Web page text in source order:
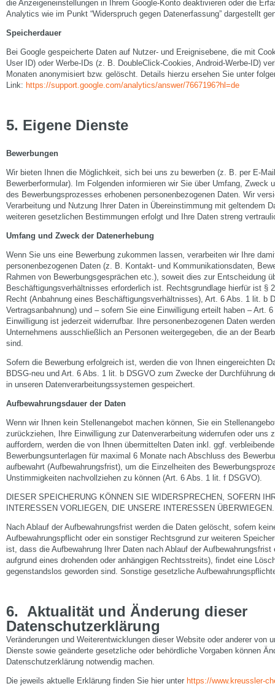
die Anzeigeneinstellungen in Ihrem Google-Konto deaktivieren oder die
Analytics wie im Punkt “Widerspruch gegen Datenerfassung” dargestellt
Speicherdauer
Bei Google gespeicherte Daten auf Nutzer- und Ereignisebene, die mit
User ID) oder Werbe-IDs (z. B. DoubleClick-Cookies, Android-Werbe-ID)
Monaten anonymisiert bzw. gelöscht. Details hierzu ersehen Sie unter
Link: https://support.google.com/analytics/answer/7667196?hl=de
5. Eigene Dienste
Bewerbungen
Wir bieten Ihnen die Möglichkeit, sich bei uns zu bewerben (z. B. per E-
Bewerberformular). Im Folgenden informieren wir Sie über Umfang, Zweck
des Bewerbungsprozesses erhobenen personenbezogenen Daten. Wir
Verarbeitung und Nutzung Ihrer Daten in Übereinstimmung mit geltendem
weiteren gesetzlichen Bestimmungen erfolgt und Ihre Daten streng
Umfang und Zweck der Datenerhebung
Wenn Sie uns eine Bewerbung zukommen lassen, verarbeiten wir Ihre
personenbezogenen Daten (z. B. Kontakt- und Kommunikationsdaten,
Rahmen von Bewerbungsgesprächen etc.), soweit dies zur Entscheidung
Beschäftigungsverhältnisses erforderlich ist. Rechtsgrundlage hierfür ist §
Recht (Anbahnung eines Beschäftigungsverhältnisses), Art. 6 Abs. 1 lit. b
Vertragsanbahnung) und – sofern Sie eine Einwilligung erteilt haben – Art.
Einwilligung ist jederzeit widerrufbar. Ihre personenbezogenen Daten
Unternehmens ausschließlich an Personen weitergegeben, die an der
sind.
Sofern die Bewerbung erfolgreich ist, werden die von Ihnen eingereichten
BDSG-neu und Art. 6 Abs. 1 lit. b DSGVO zum Zwecke der Durchführung
in unseren Datenverarbeitungssystemen gespeichert.
Aufbewahrungsdauer der Daten
Wenn wir Ihnen kein Stellenangebot machen können, Sie ein
zurückziehen, Ihre Einwilligung zur Datenverarbeitung widerrufen oder uns
auffordern, werden die von Ihnen übermittelten Daten inkl. ggf.
Bewerbungsunterlagen für maximal 6 Monate nach Abschluss des
aufbewahrt (Aufbewahrungsfrist), um die Einzelheiten des
Unstimmigkeiten nachvollziehen zu können (Art. 6 Abs. 1 lit. f DSGVO).
DIESER SPEICHERUNG KÖNNEN SIE WIDERSPRECHEN, SOFERN
INTERESSEN VORLIEGEN, DIE UNSERE INTERESSEN ÜBERWIEGEN.
Nach Ablauf der Aufbewahrungsfrist werden die Daten gelöscht, sofern
Aufbewahrungspflicht oder ein sonstiger Rechtsgrund zur weiteren
ist, dass die Aufbewahrung Ihrer Daten nach Ablauf der
aufgrund eines drohenden oder anhängigen Rechtsstreits), findet eine
gegenstandslos geworden sind. Sonstige gesetzliche
6. Aktualität und Änderung dieser
Datenschutzerklärung
Veränderungen und Weiterentwicklungen dieser Website oder anderer von
Dienste sowie geänderte gesetzliche oder behördliche Vorgaben können
Datenschutzerklärung notwendig machen.
Die jeweils aktuelle Erklärung finden Sie hier unter https://www.kreussler-